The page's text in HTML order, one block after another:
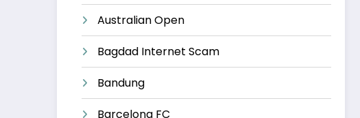
Australian Open
Bagdad Internet Scam
Bandung
Barcelona FC